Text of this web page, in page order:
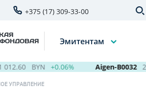
+375 (17) 309-33-00
Эмитентам
BYN +0.06% Aigen-B0032
УПРАВЛЕНИЕ